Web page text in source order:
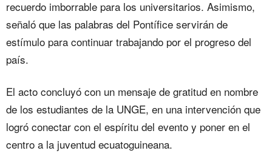
recuerdo imborrable para los universitarios. Asimismo,
señaló que las palabras del Pontífice servirán de
estímulo para continuar trabajando por el progreso del
país.
‎‎El acto concluyó con un mensaje de gratitud en nombre
de los estudiantes de la UNGE, en una intervención que
logró conectar con el espíritu del evento y poner en el
centro a la juventud ecuatoguineana.